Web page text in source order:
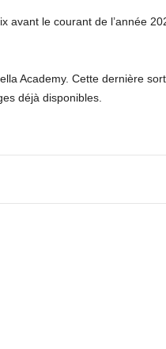
le courant de l’année
Academy. Cette dernière
déjà disponibles.